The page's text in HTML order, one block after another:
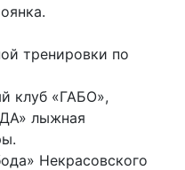
тренировки по
клуб «ГАБО»,
лыжная
Некрасовского